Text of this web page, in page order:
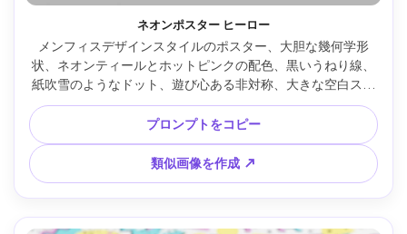
ネオンポスター ヒーロー
メンフィスデザインスタイルのポスター、大胆な幾何学形
状、ネオンティールとホットピンクの配色、黒いうねり線、
紙吹雪のようなドット、遊び心ある非対称、大きな空白スペ
ースに見出し、シャープなベクターエッジ、高コントラスト
のレイアウト、クリーンで印刷対応、プロフェッショナルな
グラフィックデザイン、写実表現なし、柔らかい映画調ライ
ティング --ar 4:5
プロンプトをコピー
類似画像を作成 ↗